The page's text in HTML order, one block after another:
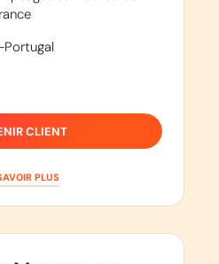
Portugal
CLIENT
PLUS